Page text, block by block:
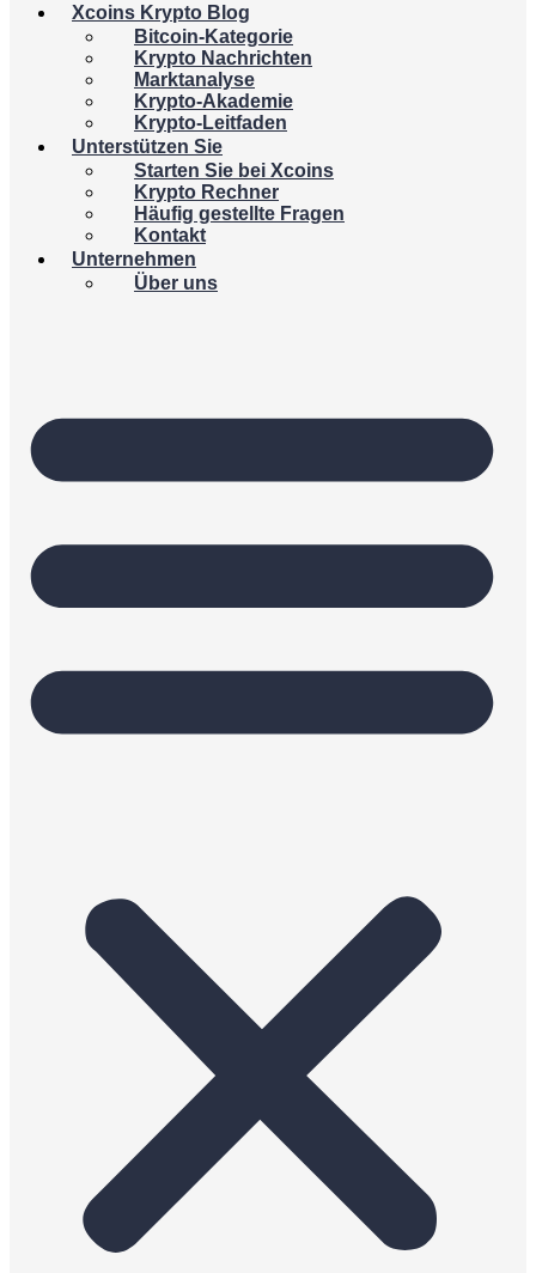
Xcoins Krypto Blog
Bitcoin-Kategorie
Krypto Nachrichten
Marktanalyse
Krypto-Akademie
Krypto-Leitfaden
Unterstützen Sie
Starten Sie bei Xcoins
Krypto Rechner
Häufig gestellte Fragen
Kontakt
Unternehmen
Über uns